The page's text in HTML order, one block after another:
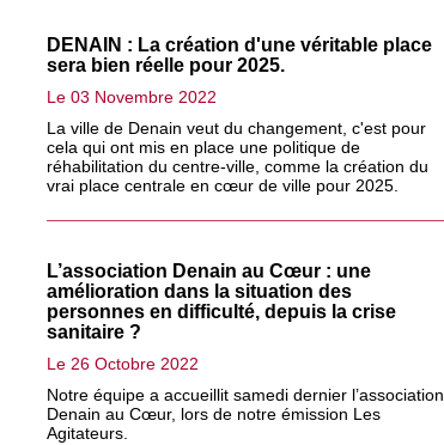
DENAIN : La création d'une véritable place
sera bien réelle pour 2025.
Le 03 Novembre 2022
La ville de Denain veut du changement, c'est pour
cela qui ont mis en place une politique de
réhabilitation du centre-ville, comme la création du
vrai place centrale en cœur de ville pour 2025.
L’association Denain au Cœur : une
amélioration dans la situation des
personnes en difficulté, depuis la crise
sanitaire ?
Le 26 Octobre 2022
Notre équipe a accueillit samedi dernier l’association
Denain au Cœur, lors de notre émission Les
Agitateurs.